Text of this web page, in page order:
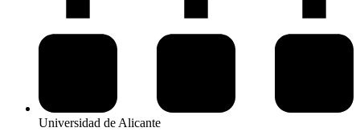
Universidad de Alicante